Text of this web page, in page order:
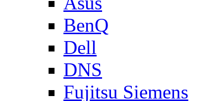
BenQ
Dell
DNS
Fujitsu Siemens